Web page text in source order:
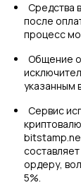
Средства
после
процесс
Общение
указанным
Сервис
ордеру,
5%.